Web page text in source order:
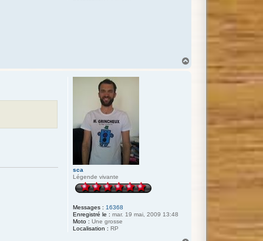
sca
Légende vivante
Messages : 16368
Enregistré le : mar. 19 mai, 2009 13:48
Moto : Une grosse
Localisation : RP